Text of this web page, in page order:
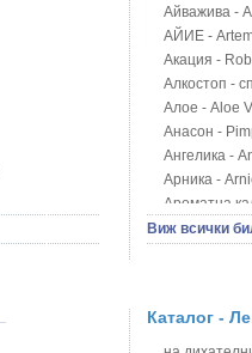
Айважива -
АЙИЕ -
Акация -
Алкостоп -
Алое - Aloe
Анасон -
Ангелика -
Арника -
Ароматна
Арония -
Блатен
Блян
Виж всички
Каталог -